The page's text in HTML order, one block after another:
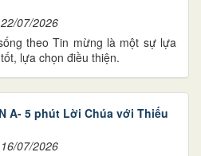
07/2026
theo Tin mừng là một sự lựa
lựa chọn điều thiện.
A- 5 phút Lời Chúa với Thiếu
07/2026